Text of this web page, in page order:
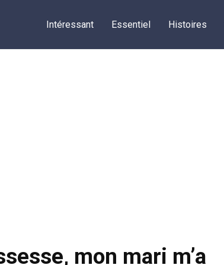
Intéressant Essentiel Histoires
mon mari m’a